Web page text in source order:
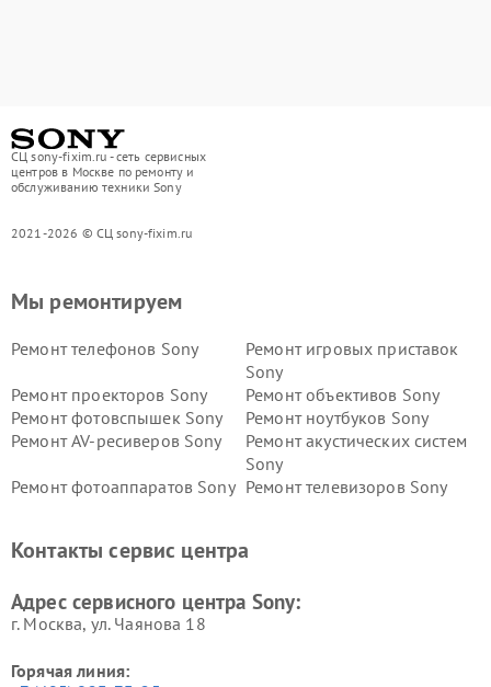
СЦ sony-fixim.ru - сеть сервисных
центров в Москве по ремонту и
обслуживанию техники Sony
2021-2026 © СЦ sony-fixim.ru
Мы ремонтируем
Ремонт телефонов Sony
Ремонт игровых приставок
Sony
Ремонт проекторов Sony
Ремонт объективов Sony
Ремонт фотовспышек Sony
Ремонт ноутбуков Sony
Ремонт AV-ресиверов Sony
Ремонт акустических систем
Sony
Ремонт фотоаппаратов Sony Ремонт телевизоров Sony
Контакты сервис центра
Адрес сервисного центра Sony:
г. Москва, ул. Чаянова 18
Горячая линия: